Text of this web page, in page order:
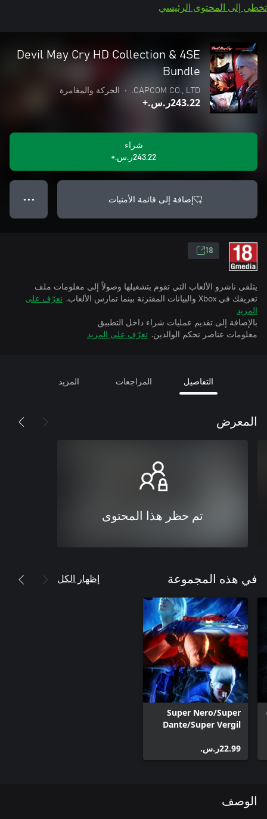
تخطي إلى المحتوى الرئيسي
Devil May Cry HD Collection & 4SE
Bundle
CAPCOM CO., LTD.
• الحركة والمغامرة
‪ر.س.‏‎243.22‬+
شراء
‪ر.س.‏‎243.22‬+
إضافة إلى قائمة الأمنيات ● ● ●
18
يتلقى ناشرو الألعاب التي تقوم بتشغيلها وصولاً إلى معلومات ملف
تعريفك في Xbox والبيانات المقترنة بينما تمارس الألعاب.
تعرّف على
المزيد
بالإضافة إلى تقديم عمليات شراء داخل التطبيق
معلومات عناصر تحكم الوالدين. تعرّف على المزيد
التفاصيل المراجعات المزيد
المعرض
تم حظر هذا المحتوى
في هذه المجموعة إظهار الكل
Super Nero/Super
Dante/Super Vergil
‪ر.س.‏‎22.99‬
الوصف